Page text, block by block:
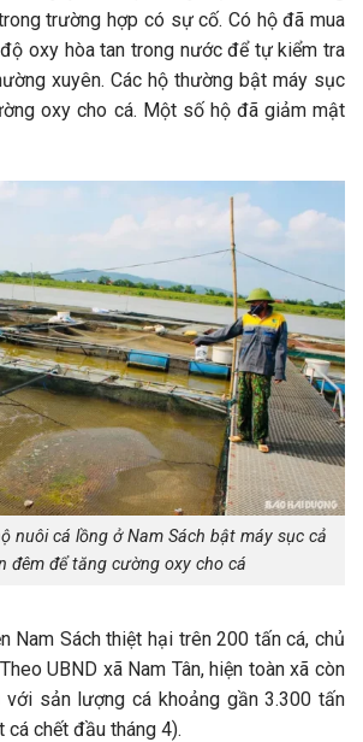
trường hợp có sự cố. Có hộ đã mua
oxy hòa tan trong nước để tự kiểm tra
xuyên. Các hộ thường bật máy sục
oxy cho cá. Một số hộ đã giảm mật
nuôi cá lồng ở Nam Sách bật máy sục cả
đêm để tăng cường oxy cho cá
Nam Sách thiệt hại trên 200 tấn cá, chủ
UBND xã Nam Tân, hiện toàn xã còn
với sản lượng cá khoảng gần 3.300 tấn
chết đầu tháng 4).